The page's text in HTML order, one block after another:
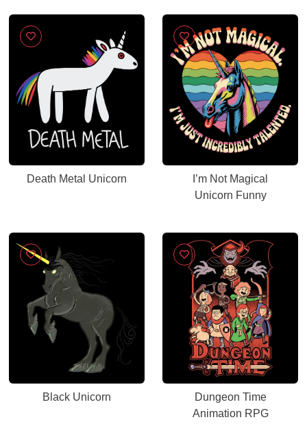
Death Metal Unicorn
I’m Not Magical
Unicorn Funny
Black Unicorn
Dungeon Time
Animation RPG